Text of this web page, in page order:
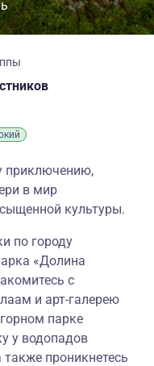
приключению,
в мир
культуры.
по городу
«Долина
с
и арт-галерею
парке
у водопадов
проникнетесь